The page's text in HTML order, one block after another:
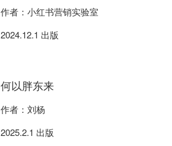
作者：小红书营销实验室
2024.12.1 出版
何以胖东来
作者：刘杨
2025.2.1 出版